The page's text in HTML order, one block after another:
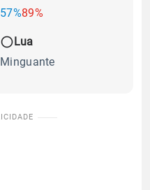
57%89%
Lua
Minguante